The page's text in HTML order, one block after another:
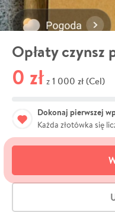
Opłaty czynsz
0 zł z 1 000 zł (Cel)
Dokonaj pierwszej
Każda złotówka się